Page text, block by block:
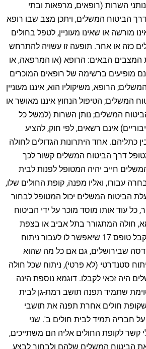
השרות (רופאים, מרפאות ובתי
הביטוח המשלים, ויתכן מצב שבו רופא
מורשה או שאינו מעוניין, לטפל בחולים
כזה או אחר. תופעה זו עשויה להתרחש
הבאים: הרופא (או המרפאה, או
מופיעים ברשימה של רופאים המוכרים
הרופא, משיקוליו הוא, איננו מעוניין
המשלים; הטיפול הנחוץ איננו מאושר או
המשלים; נותן השרות (למשל כל
אינם רשאים, לפי חוק, להציע
כתליהם. אחד היתרונות הגדולים לחולה
דרך הביטוח המשלים קשור לכך
חייב יהיה המטופל לפנות לבית
עבורו, ואליו מפנה, קופת החולים שלו,
הביטוח המשלים יכול המטופל לבחור
כל עוד אותו מוסד מוכר על ידי הביטוח
חולה המתגורר בתל אביב או בצפת
לרוב אינו יכול לקבל טופס 17 שיאפשר לו לעבור ניתוח
שבירושלים, גם אם כל מה שהוא
ניתוח סטנדרטי (לא פרטי), ניתוח שכל חולה
היה זכאי לקבלו. דוגמא נוספת הינה
שתמיד תפנה תושב רמת-גן לבית
שקופת חולים אחרת תפנה את תושבי
חבריה תמיד לבית חולים ב'. שני
קשר לקופת החולים אליה הם משתייכים,
את הביטוח המשלים שלהם ולבחור לבצע